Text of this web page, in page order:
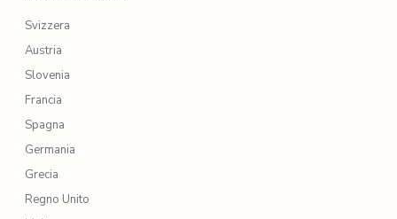
Svizzera
Austria
Slovenia
Francia
Spagna
Germania
Grecia
Regno Unito